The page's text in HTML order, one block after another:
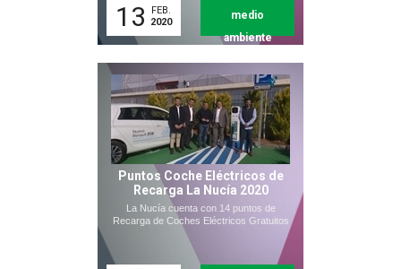
13
FEB.
2020
medio
ambiente
Puntos Coche Eléctricos de
Recarga La Nucía 2020
La Nucía cuenta con 14 puntos de
Recarga de Coches Eléctricos Gratuitos